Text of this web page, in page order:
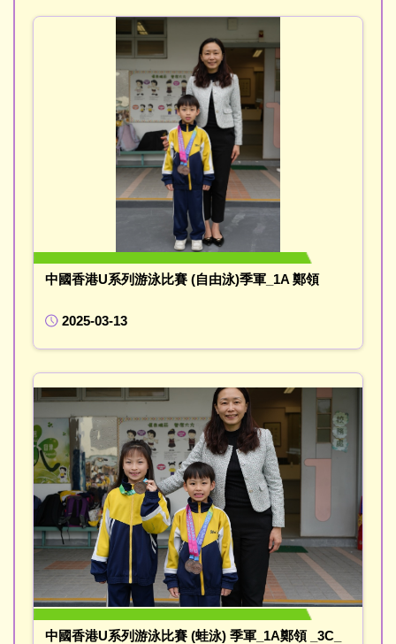
中國香港U系列游泳比賽 (自由泳)季軍_1A 鄭領
2025-03-13
中國香港U系列游泳比賽 (蛙泳) 季軍_1A鄭領 _3C_